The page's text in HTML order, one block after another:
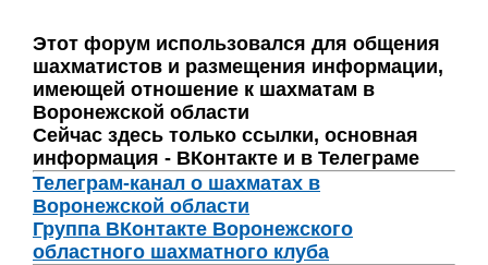
Этот форум использовался для общения
шахматистов и размещения информации,
имеющей отношение к шахматам в
Воронежской области
Сейчас здесь только ссылки, основная
информация - ВКонтакте и в Телеграме
Телеграм-канал о шахматах в
Воронежской области
Группа ВКонтакте Воронежского
областного шахматного клуба